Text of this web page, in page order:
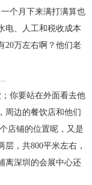
个月下来满打满算也
电、人工和税收成本
20万左右啊？他们老
你要站在外面看去他
周边的餐饮店和他们
店铺的位置呢，又是
，共800平米左右，
离深圳的会展中心还